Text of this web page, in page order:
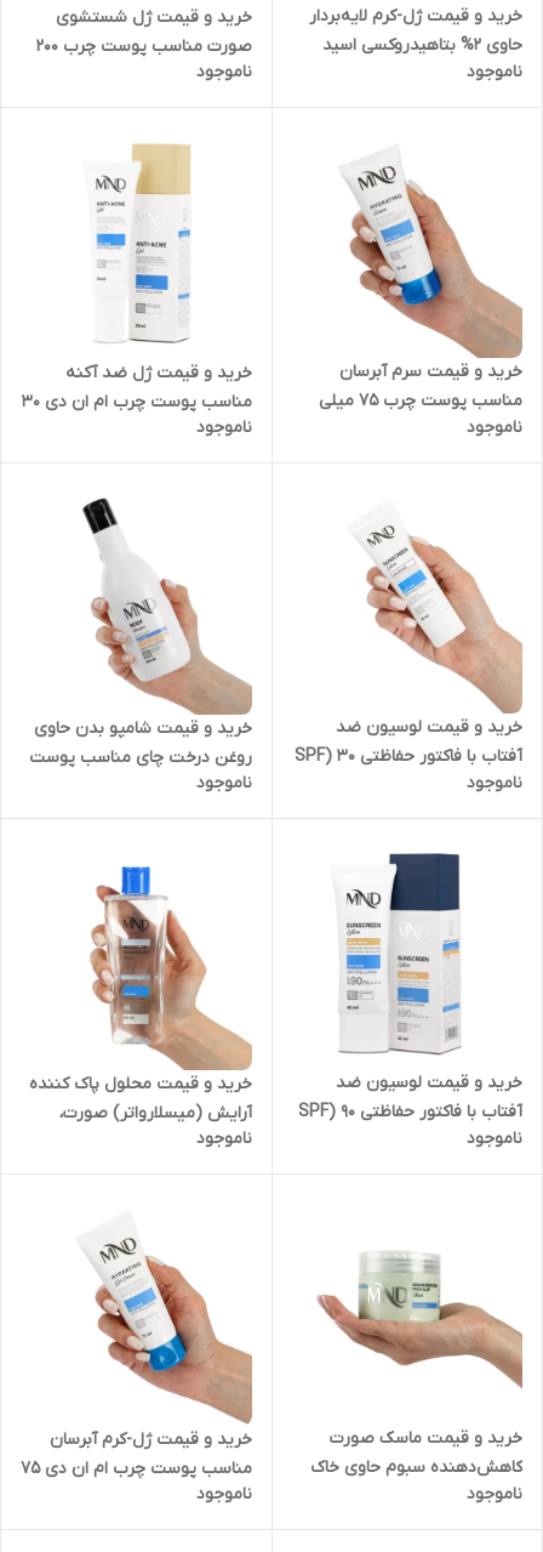
خرید و قیمت ژل-کرم لایه‌بردار
حاوی 2% بتاهیدروکسی اسید
میلی‌لیتر در تهران
ناموجود
خرید و قیمت ژل شستشوی
صورت مناسب پوست چرب 200
میلی‌لیتر در تهران
ناموجود
خرید و قیمت سرم آبرسان
مناسب پوست چرب 75 میلی
لیتر در یزد
ناموجود
خرید و قیمت ژل ضد آکنه
مناسب پوست چرب ام ان دی 30
میلی لیتر در کرج
ناموجود
خرید و قیمت لوسیون ضد
آفتاب با فاکتور حفاظتی 30 (SPF
30) مناسب پوست چرب ام ان
دی 40 میلی‌لیتر در ملارد
ناموجود
خرید و قیمت شامپو بدن حاوی
روغن درخت چای مناسب پوست
قیطریه
ناموجود
خرید و قیمت لوسیون ضد
آفتاب با فاکتور حفاظتی 90 (SPF
90) مناسب پوست چرب بژ تیره
ام ان دی 40 میلی لیتر در تهران
ناموجود
خرید و قیمت محلول پاک کننده
آرایش (میسلارواتر) صورت،
چشم،لب مناسب پوست چرب ام
ان دی 200 میلی لیتر در کرج
ناموجود
خرید و قیمت ماسک صورت
کاهش‌دهنده سبوم حاوی خاک
رس مناسب پوست چرب ام ان
دی 200 میلی‌لیتر در اردبیل
ناموجود
خرید و قیمت ژل-کرم آبرسان
مناسب پوست چرب ام ان دی 75
میلی لیتر در کرج
ناموجود